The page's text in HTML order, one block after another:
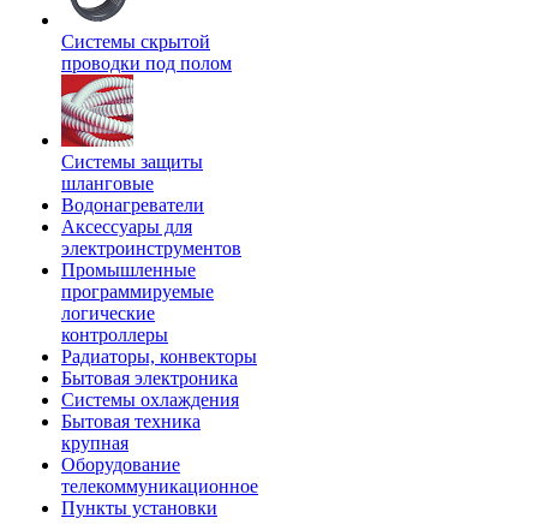
Системы скрытой
проводки под полом
Системы защиты
шланговые
Водонагреватели
Аксессуары для
электроинструментов
Промышленные
программируемые
логические
контроллеры
Радиаторы, конвекторы
Бытовая электроника
Системы охлаждения
Бытовая техника
крупная
Оборудование
телекоммуникационное
Пункты установки